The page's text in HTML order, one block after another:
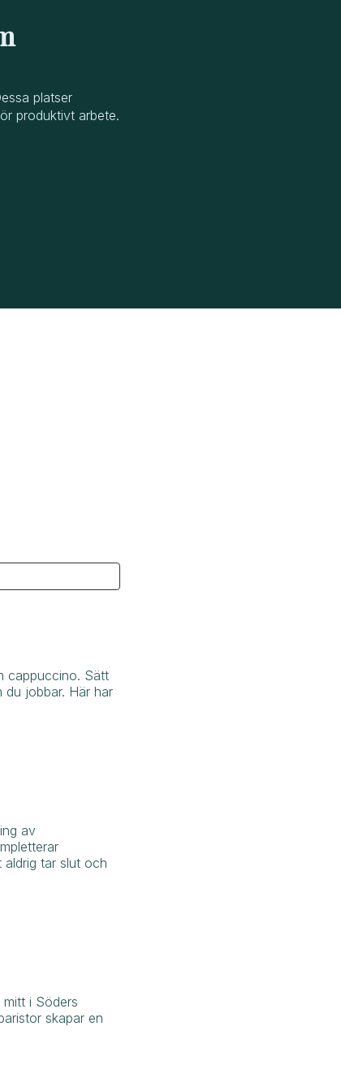
platser
produktivt arbete.
cappuccino. Sätt
jobbar. Här har
av
aldrig tar slut och
i Söders
skapar en